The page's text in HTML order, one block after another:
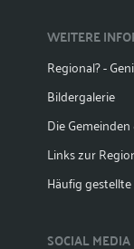
WEITERE
Regional? -
Bildergalerie
Die
Links zur
Häufig
SOCIAL MEDIA